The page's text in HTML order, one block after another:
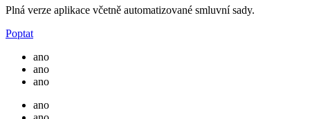
Plná verze aplikace včetně automatizované smluvní sady.
Poptat
ano
ano
ano
ano